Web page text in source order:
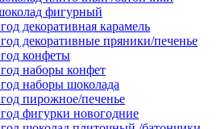
фигурный
декоративная карамель
декоративные пряники/печенье
конфеты
наборы конфет
наборы шоколада
пирожное/печенье
фигурки новогодние